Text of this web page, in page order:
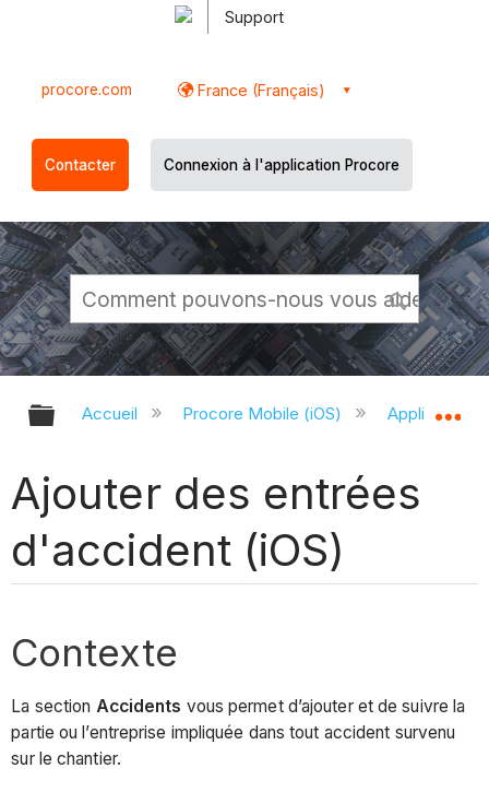
Support
procore.com France (Français)
Contacter Connexion à l'application Procore
Développer/réduire la hiérarchie
Accueil Procore Mobile (iOS) Application
Ajouter des entrées
d'accident (iOS)
Contexte
La section Accidents vous permet d’ajouter et de suivre la
partie ou l’entreprise impliquée dans tout accident survenu
sur le chantier.